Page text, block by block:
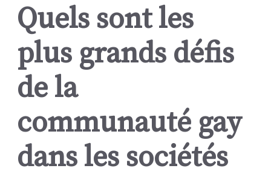
Quels sont les
plus grands défis
de la
communauté gay
dans les sociétés